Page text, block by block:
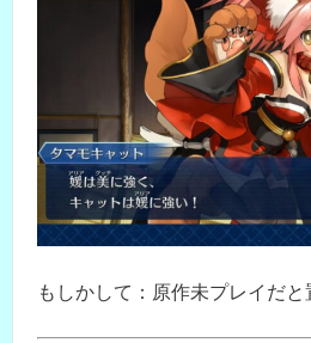
もしかして：原作未プレイだ